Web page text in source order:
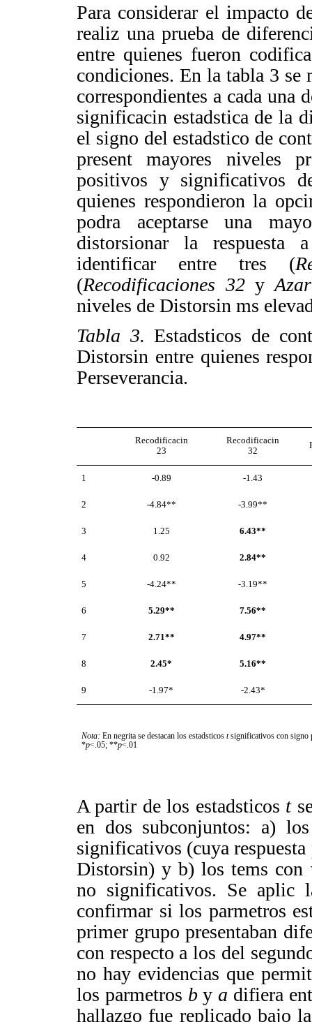
Para considerar el impacto
realiz una prueba de
entre quienes fueron
condiciones. En la tabla 3 se
correspondientes a cada una
significacin estadstica de la
el signo del estadstico de
present mayores niveles
positivos y significativos
quienes respondieron la
podra aceptarse una
distorsionar la respuesta
identificar entre tres (
(Recodificaciones 32y Azar
niveles de Distorsin ms
Tabla 3. Estadsticos de
Distorsin entre quienes
Perseverancia.
Recodificacin
23
Recodificacin
32
1 -0.89 -1.43
2 -4.84** -3.99**
3 1.25 6.43**
4 0.92 2.84**
5 -4.24** -3.19**
6 5.29** 7.56**
7 2.71** 4.97**
8 2.45* 5.16**
9 -1.97* -2.43*
Nota:En negrita se destacan los estadsticostsignificativos con signo
*p<.05; **p<.01
A partir de los estadsticos t
en dos subconjuntos: a)
significativos (cuya respuesta
Distorsin) y b) los tems
no significativos. Se aplic
confirmar si los parmetros
primer grupo presentaban
con respecto a los del
no hay evidencias que
los parmetros by a difiera
hallazgo fue replicado bajo